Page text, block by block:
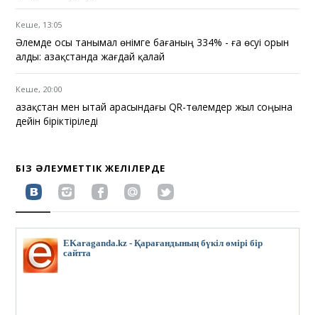
Кеше, 13:05
Әлемде осы танымал өнімге бағаның 334% - ға өсуі орын
алды: Қазақстанда жағдай қалай
Кеше, 20:00
Қазақстан мен Қытай арасындағы QR-төлемдер жыл соңына
дейін біріктіріледі
БІЗ ӘЛЕУМЕТТІК ЖЕЛІЛЕРДЕ
EKaraganda.kz - Қарағандының бүкіл өмірі бір
сайтта